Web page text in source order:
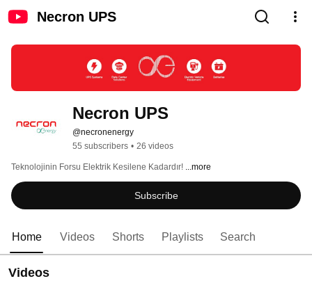
Necron UPS
Necron UPS
@necronenergy
55 subscribers • 26 videos
Teknolojinin Forsu Elektrik Kesilene Kadardır! ...more
Subscribe
Home Videos Shorts Playlists Search
Videos